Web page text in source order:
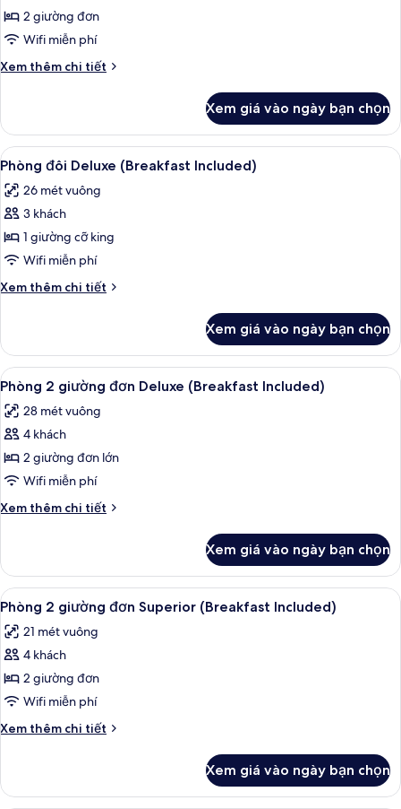
Phòng
(Room
Only)
2 giường đơn
Wifi miễn phí
Xem thêm chi tiết
Chi
Phòng
(Room
Only)
Xem giá vào ngày bạn chọn
Xem
tất
cả
ảnh
Phòng
đôi
Deluxe
(Breakfast
Chăn bông, két bảo mật tại phòng,
7
Phòng đôi Deluxe (Breakfast Included)
26 mét vuông
3 khách
1 giường cỡ king
Wifi miễn phí
Xem thêm chi tiết
Chi
Phòng
đôi
Deluxe
(Breakfast
Included)
Xem giá vào ngày bạn chọn
Xem
tất
cả
ảnh
Phòng
2
giường
đơn
(Breakfast
Included)
Chăn bông, két bảo mật tại phòng,
7
Phòng 2 giường đơn Deluxe (Breakfast Included)
28 mét vuông
4 khách
2 giường đơn lớn
Wifi miễn phí
Xem thêm chi tiết
Chi
Phòng
giường
Deluxe
(Breakfast
Xem giá vào ngày bạn chọn
Xem
tất
cả
ảnh
Phòng
2
giường
đơn
(Breakfast
Included)
Chăn bông, két bảo mật tại phòng,
7
Phòng 2 giường đơn Superior (Breakfast Included)
21 mét vuông
4 khách
2 giường đơn
Wifi miễn phí
Xem thêm chi tiết
Chi
Phòng
Xem giá vào ngày bạn chọn